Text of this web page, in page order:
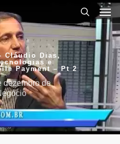
Cláudio Dias,
e
Payment – Pt 2
dezembro de